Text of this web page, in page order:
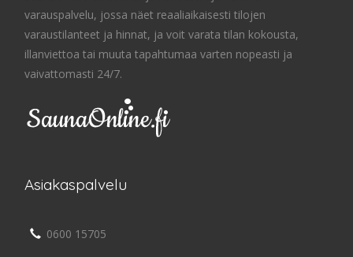
varauspalvelu, jossa näet reaaliaikaisesti tilojen
varaustilanteet ja hinnat, ja voit varata tilan kokousta,
illanviettoa tai muuta tapahtumaa varten nopeasti ja
vaivattomasti 24/7.
Asiakaspalvelu
0600 15705